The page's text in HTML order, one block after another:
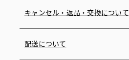
キャンセル・返品・交換について
配送について